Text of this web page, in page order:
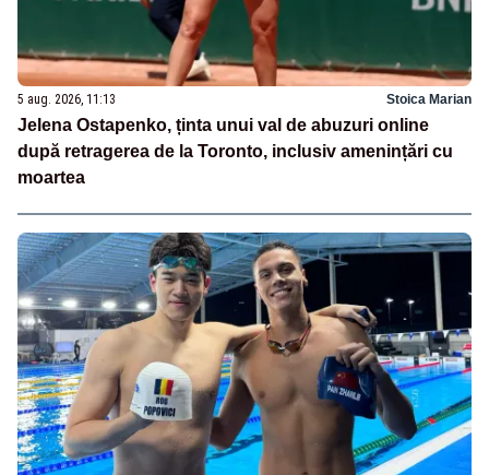
5 aug. 2026, 11:13 Stoica Marian
Jelena Ostapenko, ținta unui val de abuzuri online
după retragerea de la Toronto, inclusiv amenințări cu
moartea